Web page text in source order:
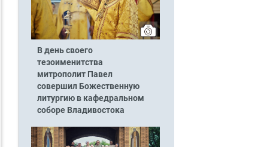
В день своего
тезоименитства
митрополит Павел
совершил Божественную
литургию в кафедральном
соборе Владивостока